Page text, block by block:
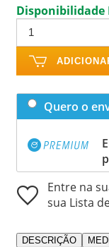
Disponibilidade
Quero o
Entre na
sua Lista
DESCRIÇÃO